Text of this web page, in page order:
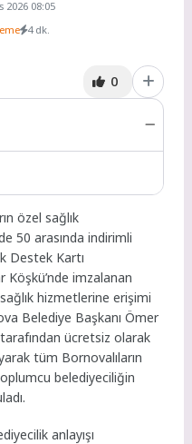
2026 08:05
4 dk.
0
özel sağlık
50 arasında indirimli
Destek Kartı
Köşkü’nde imzalanan
hizmetlerine erişimi
Belediye Başkanı Ömer
ücretsiz olarak
tüm Bornovalıların
belediyeciliğin
anlayışı